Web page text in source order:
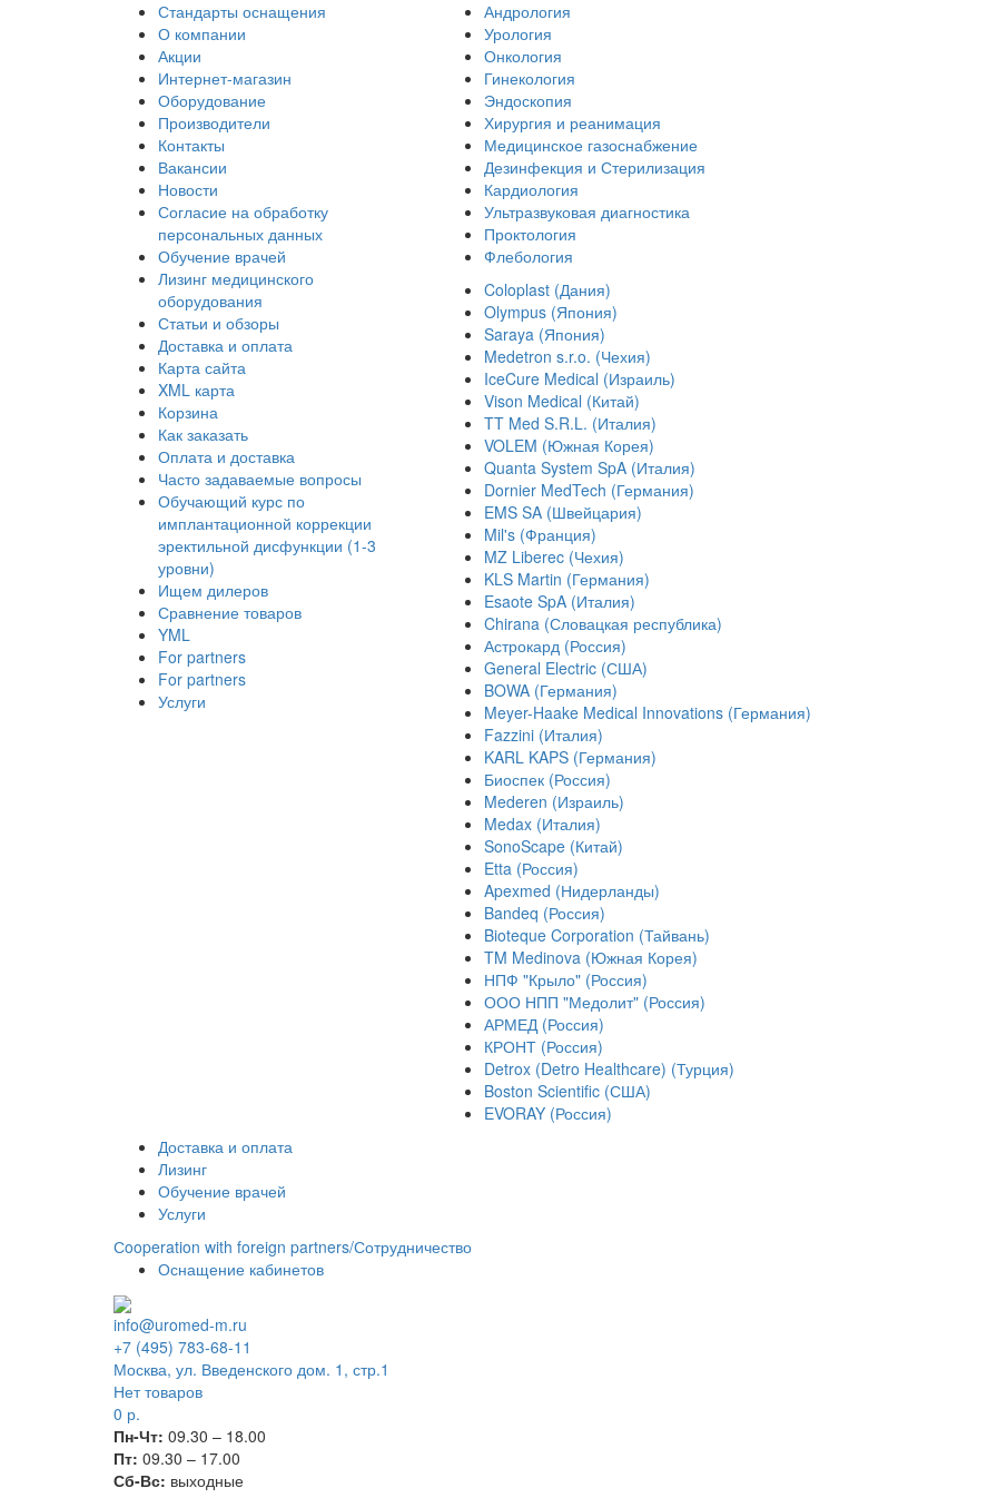
Стандарты оснащения
О компании
Акции
Интернет-магазин
Оборудование
Производители
Контакты
Вакансии
Новости
Согласие на обработку
персональных данных
Обучение врачей
Лизинг медицинского
оборудования
Статьи и обзоры
Доставка и оплата
Карта сайта
XML карта
Корзина
Как заказать
Оплата и доставка
Часто задаваемые вопросы
Обучающий курс по
имплантационной коррекции
эректильной дисфункции (1-3
уровни)
Ищем дилеров
Сравнение товаров
YML
For partners
For partners
Услуги
Андрология
Урология
Онкология
Гинекология
Эндоскопия
Хирургия и реанимация
Медицинское газоснабжение
Дезинфекция и Стерилизация
Кардиология
Ультразвуковая диагностика
Проктология
Флебология
Coloplast (Дания)
Olympus (Япония)
Saraya (Япония)
Medetron s.r.o. (Чехия)
IceCure Medical (Израиль)
Vison Medical (Китай)
TT Med S.R.L. (Италия)
VOLEM (Южная Корея)
Quanta System SpA (Италия)
Dornier MedTech (Германия)
EMS SA (Швейцария)
Mil's (Франция)
MZ Liberec (Чехия)
KLS Martin (Германия)
Esaote SpA (Италия)
Chirana (Словацкая республика)
Астрокард (Россия)
General Electric (США)
BOWA (Германия)
Meyer-Haake Medical Innovations (Германия)
Fazzini (Италия)
KARL KAPS (Германия)
Биоспек (Россия)
Mederen (Израиль)
Medax (Италия)
SonoScape (Китай)
Etta (Россия)
Apexmed (Нидерланды)
Bandeq (Россия)
Bioteque Corporation (Тайвань)
TM Medinova (Южная Корея)
НПФ "Крыло" (Россия)
ООО НПП "Медолит" (Россия)
АРМЕД (Россия)
КРОНТ (Россия)
Detrox (Detro Healthcare) (Турция)
Boston Scientific (США)
EVORAY (Россия)
Доставка и оплата
Лизинг
Обучение врачей
Услуги
Сooperation with foreign partners/Сотрудничество
Оснащение кабинетов
info@uromed-m.ru
+7 (495) 783-68-11
Москва, ул. Введенского дом. 1, стр.1
Нет товаров
0 р.
Пн-Чт: 09.30 – 18.00
Пт: 09.30 – 17.00
Сб-Вс: выходные